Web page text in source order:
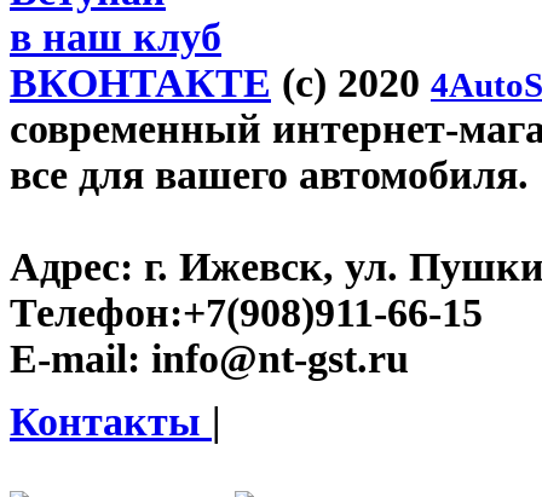
в наш клуб
ВКОНТАКТЕ (c) 2020
современный интернет-
все для вашего автомобиля.
Адрес: г. Ижевск, ул.
Телефон:+7(908)911-66-15
E-mail: info@nt-gst.ru
Контакты |